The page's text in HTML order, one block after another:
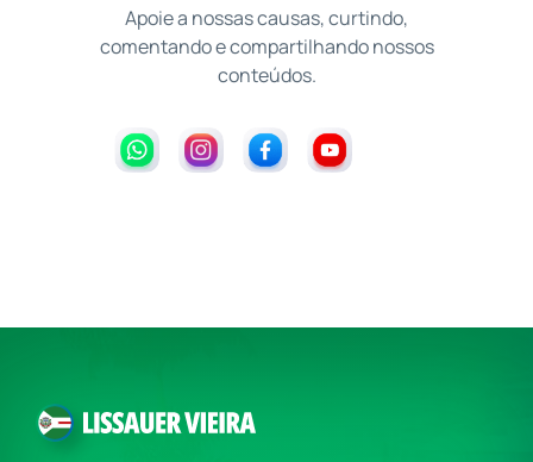
Apoie a nossas causas, curtindo,
comentando e compartilhando nossos
conteúdos.